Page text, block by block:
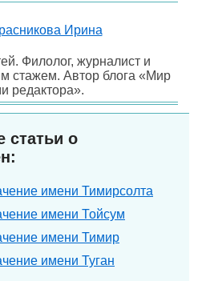
Ирина
Филолог, журналист и
стажем. Автор блога «Мир
редактора».
статьи о
имени Тимирсолта
имени Тойсум
имени Тимир
имени Туган